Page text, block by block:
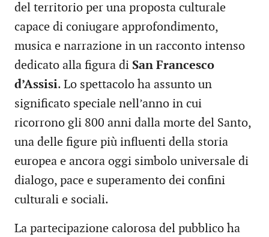
del territorio per una proposta culturale
capace di coniugare approfondimento,
musica e narrazione in un racconto intenso
dedicato alla figura di San Francesco
d’Assisi. Lo spettacolo ha assunto un
significato speciale nell’anno in cui
ricorrono gli 800 anni dalla morte del Santo,
una delle figure più influenti della storia
europea e ancora oggi simbolo universale di
dialogo, pace e superamento dei confini
culturali e sociali.
La partecipazione calorosa del pubblico ha